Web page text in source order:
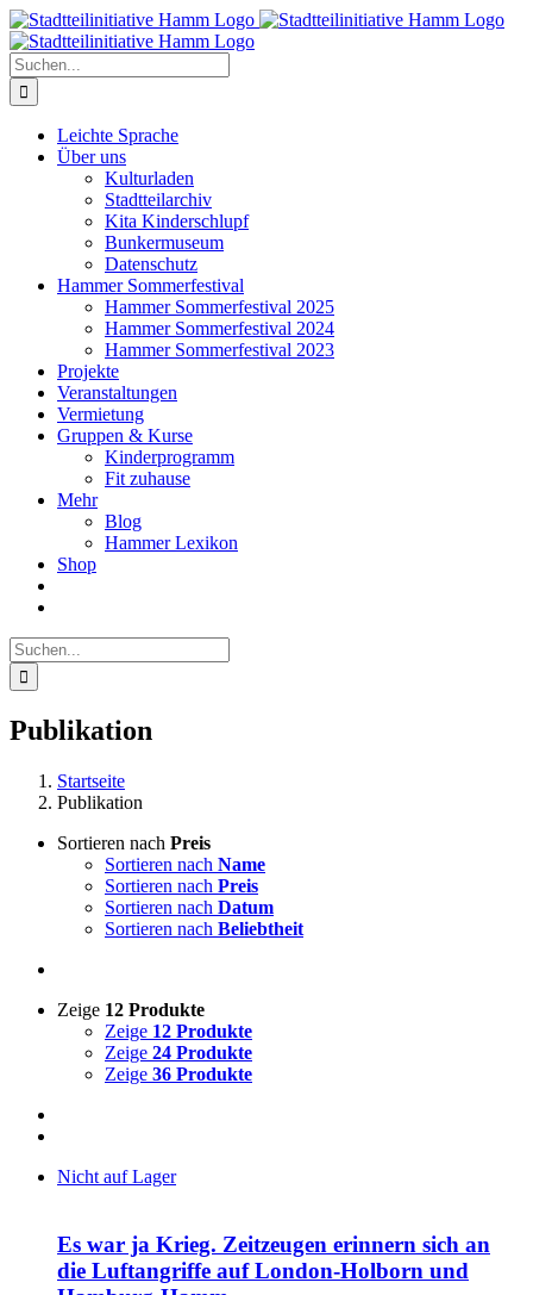
Zum
Inhalt
springen
Suche
nach:
Leichte Sprache
Über uns
Kulturladen
Stadtteilarchiv
Kita Kinderschlupf
Bunkermuseum
Datenschutz
Hammer Sommerfestival
Hammer Sommerfestival 2025
Hammer Sommerfestival 2024
Hammer Sommerfestival 2023
Projekte
Veranstaltungen
Vermietung
Gruppen & Kurse
Kinderprogramm
Fit zuhause
Mehr
Blog
Hammer Lexikon
Shop
Suche
nach:
Publikation
Startseite
Publikation
Sortieren nach Preis
Sortieren nach Name
Sortieren nach Preis
Sortieren nach Datum
Sortieren nach Beliebtheit
Zeige 12 Produkte
Zeige 12 Produkte
Zeige 24 Produkte
Zeige 36 Produkte
Nicht auf Lager
Es war ja Krieg. Zeitzeugen erinnern sich an
die Luftangriffe auf London-Holborn und